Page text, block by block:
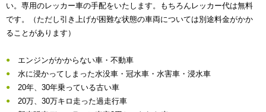
い。専用のレッカー車の手配をいたします。もちろんレッカー代は無料
です。（ただし引き上げが困難な状態の車両については別途料金がかか
ることがあります）
エンジンがかからない車・不動車
水に浸かってしまった水没車・冠水車・水害車・浸水車
20年、30年乗っている古い車
20万、30万キロ走った過走行車